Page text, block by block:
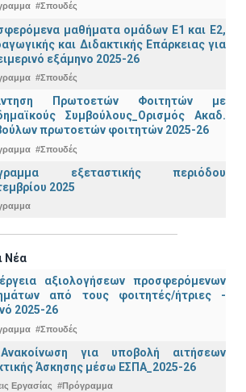
#Σπουδές
μαθήματα ομάδων Ε1 και Ε2,
και Διδακτικής Επάρκειας για
εξάμηνο 2025-26
#Σπουδές
Πρωτοετών Φοιτητών με
Συμβούλους_Ορισμός Ακαδ.
πρωτοετών φοιτητών 2025-26
#Σπουδές
εξεταστικής περιόδου
2025
Νέα
αξιολογήσεων προσφερόμενων
από τους φοιτητές/ήτριες -
2025-26
#Σπουδές
για υποβολή αιτήσεων
Άσκησης μέσω ΕΣΠΑ_2025-26
Εργασίας #Πρόγραμμα